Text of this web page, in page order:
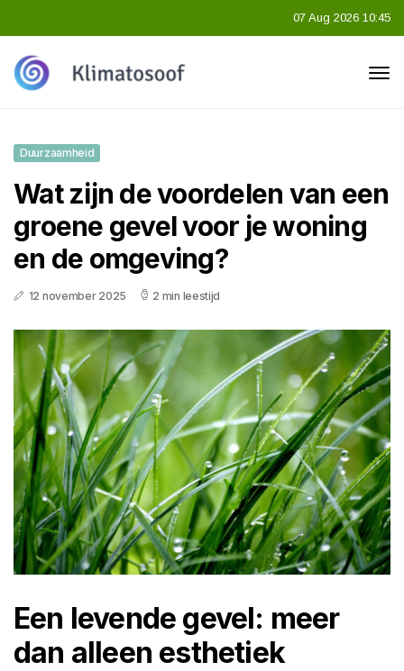
07 Aug 2026 10:45
Duurzaamheid
Wat zijn de voordelen van een
groene gevel voor je woning
en de omgeving?
12 november 2025 2 min leestijd
Een levende gevel: meer
dan alleen esthetiek